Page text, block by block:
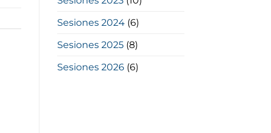
Sesiones 2024(6)
Sesiones 2025(8)
Sesiones 2026(6)